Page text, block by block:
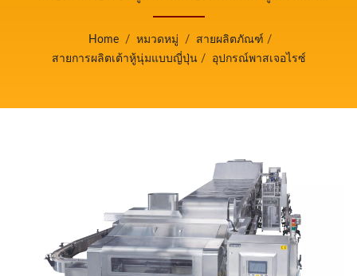
การผลิตเต้าหู้ซิลค์ญี่ปุ่น. /
ผู้นำด้านเครื่องจักรผลิต
สูงสุดกับความปลอดภัย
ด้านอาหาร.
เหลืองอัตโนมัติที่ให้ความสำคัญสูงสุดกับความปลอดภัยด้าน
อาหาร.
Home / หมวดหมู่ / สายผลิตภัณฑ์ /
สายการผลิตเต้าหู้นุ่มแบบญี่ปุ่น / อุปกรณ์พาสเจอไรซ์